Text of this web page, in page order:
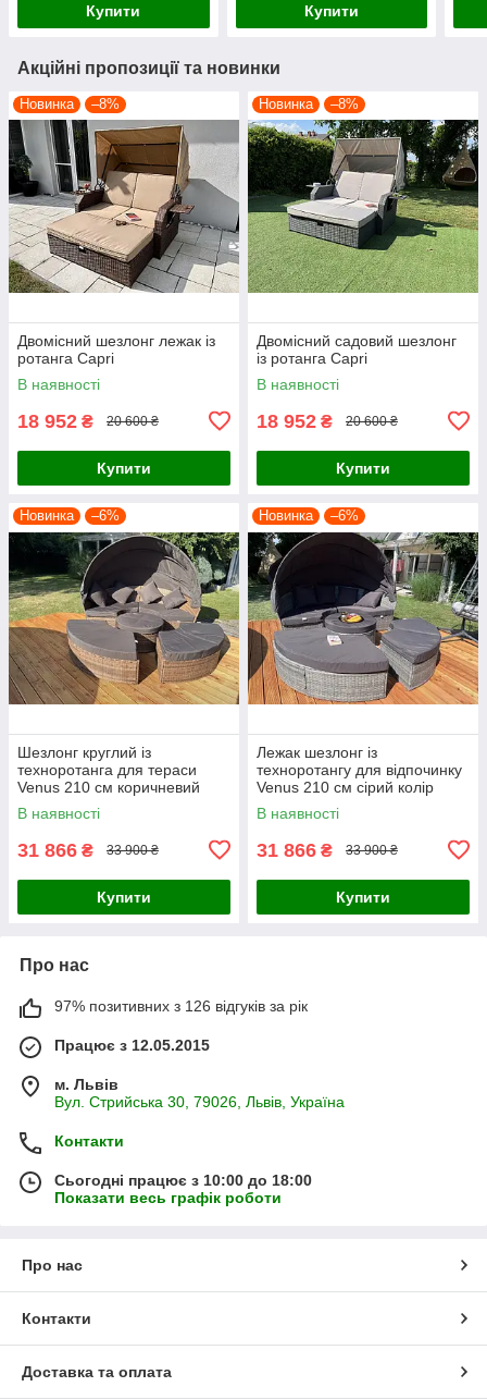
Купити Купити
Акційні пропозиції та новинки
Новинка –8%
Двомісний шезлонг лежак із
ротанга Capri
В наявності
18 952 ₴ 20 600 ₴
Купити
Новинка –8%
Двомісний садовий шезлонг
із ротанга Capri
В наявності
18 952 ₴ 20 600 ₴
Купити
Новинка –6%
Шезлонг круглий із
техноротанга для тераси
Venus 210 см коричневий
колір
В наявності
31 866 ₴ 33 900 ₴
Купити
Новинка –6%
Лежак шезлонг із
техноротангу для відпочинку
Venus 210 см сірий колір
В наявності
31 866 ₴ 33 900 ₴
Купити
Про нас
97% позитивних з 126 відгуків за рік
Працює з 12.05.2015
м. Львів
Вул. Стрийська 30, 79026, Львів, Україна
Контакти
Сьогодні працює з 10:00 до 18:00
Показати весь графік роботи
Про нас
Контакти
Доставка та оплата